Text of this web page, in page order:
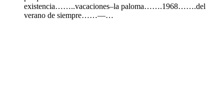
existencia……..vacaciones–la paloma…….1968…….del
verano de siempre……—…